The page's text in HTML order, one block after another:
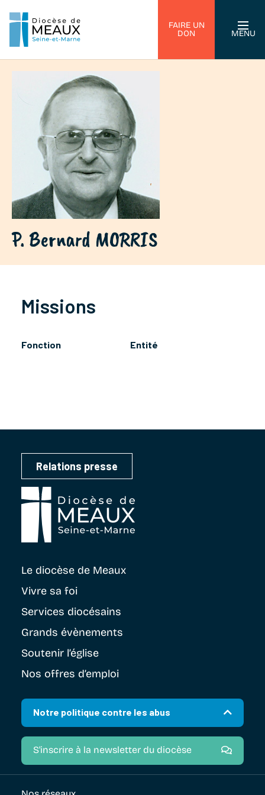
FAIRE UN
DON
MENU
P. Bernard MORRIS
Missions
Fonction Entité
Relations presse
Le diocèse de Meaux
Vivre sa foi
Services diocésains
Grands évènements
Soutenir l’église
Nos offres d’emploi
Notre politique contre les abus
S'inscrire à la newsletter du diocèse